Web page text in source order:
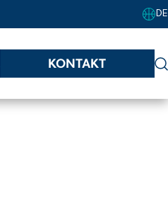
DE
KONTAKT